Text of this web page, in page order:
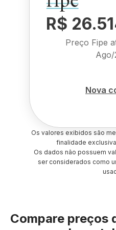
R$
Preço Fipe
Ago/
Nova
Os valores exibidos são
finalidade
Os dados não possuem
ser considerados como
Compare preços